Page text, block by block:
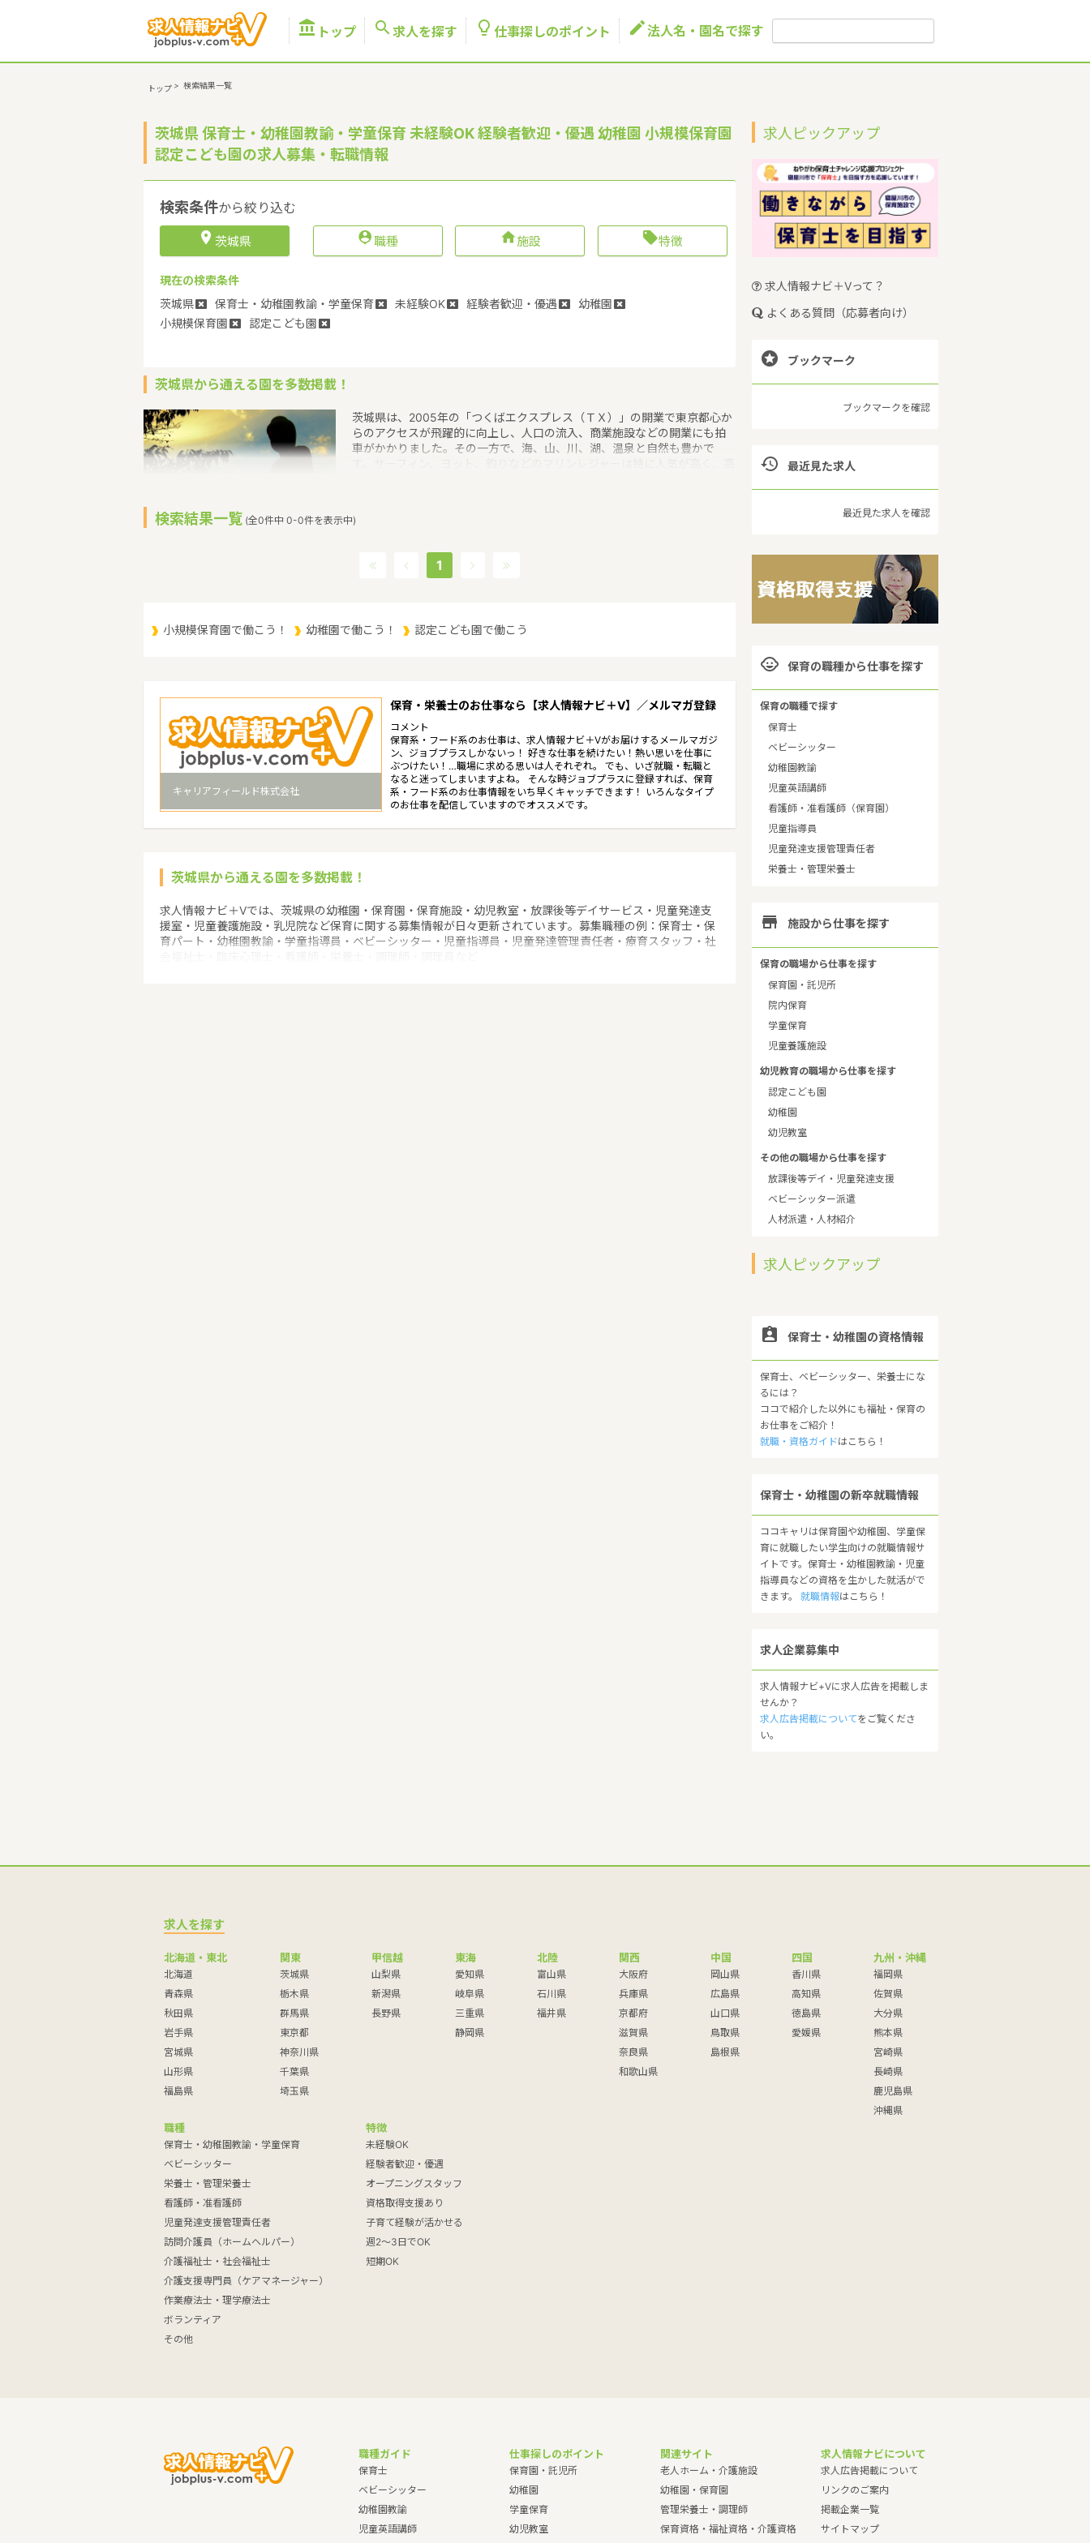
 トップ  求人を探す  仕事探しのポイント 法人名・園名で探す
トップ > 検索結果一覧
茨城県 保育士・幼稚園教諭・学童保育 未経験OK 経験者歓迎・優遇 幼稚園 小規模保育園
認定こども園の求人募集・転職情報
検索条件から絞り込む
 茨城県 職種 施設 特徴
現在の検索条件
茨城県
保育士・幼稚園教諭・学童保育 未経験OK 経験者歓迎・優遇
幼稚園
小規模保育園
認定こども園
茨城県から通える園を多数掲載！
茨城県は、2005年の「つくばエクスプレス（ＴＸ）」の開業で東京都心か
らのアクセスが飛躍的に向上し、人口の流入、商業施設などの開業にも拍
車がかかりました。その一方で、海、山、川、湖、温泉と自然も豊かで
補助者雇上費貸付事業というような保育に関する取り組みを行っていま
育所や保育施設が849施設あり、保育士求人倍率が2.19となっています。
（2017年10月現在）茨城県の市町村は44。茨城県家賃相場：6.0万円
検索結果一覧 (全0件中 0-0件を表示中)
1
小規模保育園で働こう！ 幼稚園で働こう！ 認定こども園で働こう
キャリアフィールド株式会社
保育・栄養士のお仕事なら【求人情報ナビ＋V】／メルマガ登録
コメント
保育系・フード系のお仕事は、求人情報ナビ＋Vがお届けするメールマガジ
ン、ジョブプラスしかないっ！ 好きな仕事を続けたい！熱い思いを仕事に
ぶつけたい！…職場に求める思いは人それぞれ。 でも、いざ就職・転職と
なると迷ってしまいますよね。 そんな時ジョブプラスに登録すれば、保育
系・フード系のお仕事情報をいち早くキャッチできます！ いろんなタイプ
のお仕事を配信していますのでオススメです。
茨城県から通える園を多数掲載！
求人情報ナビ＋Vでは、茨城県の幼稚園・保育園・保育施設・幼児教室・放課後等デイサービス・児童発達支
援室・児童養護施設・乳児院など保育に関する募集情報が日々更新されています。募集職種の例：保育士・保
育パート・幼稚園教諭・学童指導員・ベビーシッター・児童指導員・児童発達管理責任者・療育スタッフ・社
求人ピックアップ
求人情報ナビ＋Vって？
よくある質問（応募者向け）
 ブックマーク
ブックマークを確認
 最近見た求人
最近見た求人を確認
 保育の職種から仕事を探す
保育の職種で探す
保育士
ベビーシッター
幼稚園教諭
児童英語講師
看護師・准看護師（保育園）
児童指導員
児童発達支援管理責任者
栄養士・管理栄養士
 施設から仕事を探す
保育の職場から仕事を探す
保育園・託児所
院内保育
学童保育
児童養護施設
幼児教育の職場から仕事を探す
認定こども園
幼稚園
幼児教室
その他の職場から仕事を探す
放課後等デイ・児童発達支援
ベビーシッター派遣
人材派遣・人材紹介
求人ピックアップ
 保育士・幼稚園の資格情報
保育士、ベビーシッター、栄養士にな
るには？
ココで紹介した以外にも福祉・保育の
お仕事をご紹介！
就職・資格ガイドはこちら！
保育士・幼稚園の新卒就職情報
ココキャリは保育園や幼稚園、学童保
育に就職したい学生向けの就職情報サ
イトです。保育士・幼稚園教諭・児童
指導員などの資格を生かした就活がで
きます。 就職情報はこちら！
求人企業募集中
求人情報ナビ+Vに求人広告を掲載しま
せんか？
求人広告掲載についてをご覧くださ
い。
求人を探す
北海道・東北
北海道
青森県
秋田県
岩手県
宮城県
山形県
福島県
関東
茨城県
栃木県
群馬県
東京都
神奈川県
千葉県
埼玉県
甲信越
山梨県
新潟県
長野県
東海
愛知県
岐阜県
三重県
静岡県
北陸
富山県
石川県
福井県
関西
大阪府
兵庫県
京都府
滋賀県
奈良県
和歌山県
中国
岡山県
広島県
山口県
鳥取県
島根県
四国
香川県
高知県
徳島県
愛媛県
九州・沖縄
福岡県
佐賀県
大分県
熊本県
宮崎県
長崎県
鹿児島県
沖縄県
職種
保育士・幼稚園教諭・学童保育
ベビーシッター
栄養士・管理栄養士
看護師・准看護師
児童発達支援管理責任者
訪問介護員（ホームヘルパー）
介護福祉士・社会福祉士
介護支援専門員（ケアマネージャー）
作業療法士・理学療法士
ボランティア
その他
特徴
未経験OK
経験者歓迎・優遇
オープニングスタッフ
資格取得支援あり
子育て経験が活かせる
週2～3日でOK
短期OK
職種ガイド
保育士
ベビーシッター
幼稚園教諭
児童英語講師
仕事探しのポイント
保育園・託児所
幼稚園
学童保育
幼児教室
関連サイト
老人ホーム・介護施設
幼稚園・保育園
管理栄養士・調理師
保育資格・福祉資格・介護資格
求人情報ナビについて
求人広告掲載について
リンクのご案内
掲載企業一覧
サイトマップ